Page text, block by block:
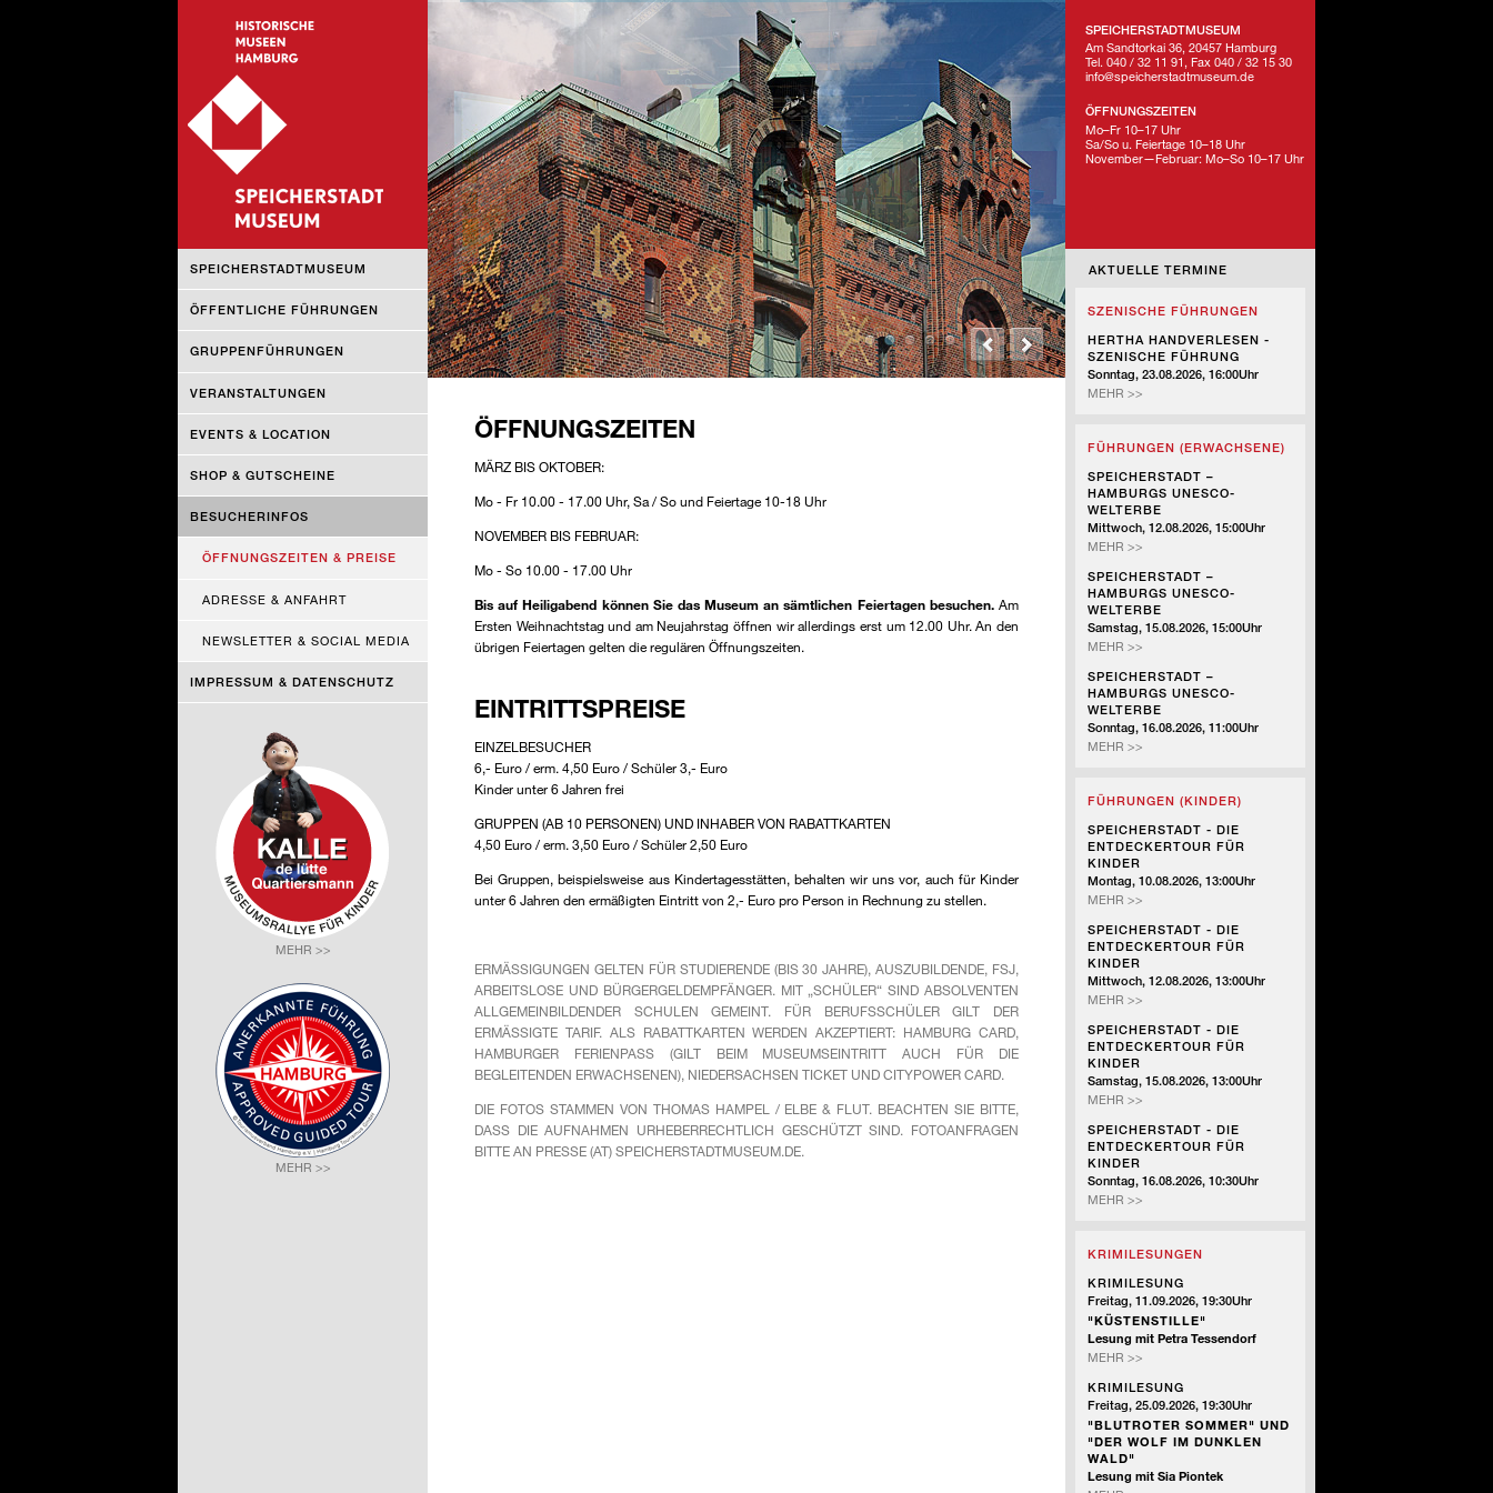
NAVIGATION
SPEICHERSTADTMUSEUM
ÖFFENTLICHE FÜHRUNGEN
GRUPPENFÜHRUNGEN
VERANSTALTUNGEN
EVENTS & LOCATION
SHOP & GUTSCHEINE
BESUCHERINFOS
ÖFFNUNGSZEITEN & PREISE
ADRESSE & ANFAHRT
NEWSLETTER & SOCIAL MEDIA
IMPRESSUM & DATENSCHUTZ
MEHR >>
MEHR >>
ÖFFNUNGSZEITEN
MÄRZ BIS OKTOBER:
Mo - Fr 10.00 - 17.00 Uhr, Sa / So und Feiertage 10-18 Uhr
NOVEMBER BIS FEBRUAR:
Mo - So 10.00 - 17.00 Uhr
Bis auf Heiligabend können Sie das Museum an sämtlichen Feiertagen besuchen.Am
Ersten Weihnachtstag und am Neujahrstag öffnen wir allerdings erst um 12.00 Uhr. An den
übrigen Feiertagen gelten die regulären Öffnungszeiten.
EINTRITTSPREISE
EINZELBESUCHER
6,- Euro / erm. 4,50 Euro / Schüler 3,- Euro
Kinder unter 6 Jahren frei
GRUPPEN (AB 10 PERSONEN) UND INHABER VON RABATTKARTEN
4,50 Euro / erm. 3,50 Euro / Schüler 2,50 Euro
Bei Gruppen, beispielsweise aus Kindertagesstätten, behalten wir uns vor, auch für Kinder
unter 6 Jahren den ermäßigten Eintritt von 2,- Euro pro Person in Rechnung zu stellen.
ERMÄSSIGUNGEN GELTEN FÜR STUDIERENDE (BIS 30 JAHRE), AUSZUBILDENDE, FSJ, A
RBEITSLOSE UND BÜRGERGELDEMPFÄNGER. MIT „SCHÜLER“ SIND ABSOLVENTEN A
LLGEMEINBILDENDER SCHULEN GEMEINT. FÜR BERUFSSCHÜLER GILT DER E
RMÄSSIGTE TARIF. ALS RABATTKARTEN WERDEN AKZEPTIERT: HAMBURG CARD, H
AMBURGER FERIENPASS (GILT BEIM MUSEUMSEINTRITT AUCH FÜR DIE B
EGLEITENDEN ERWACHSENEN), NIEDERSACHSEN TICKET UND CITYPOWER CARD.
DIE FOTOS STAMMEN VON THOMAS HAMPEL / ELBE & FLUT. BEACHTEN SIE BITTE,
DASS DIE AUFNAHMEN URHEBERRECHTLICH GESCHÜTZT SIND. FOTOANFRAGEN
BITTE AN PRESSE (AT) SPEICHERSTADTMUSEUM.DE.
SPEICHERSTADTMUSEUM
Am Sandtorkai 36, 20457 Hamburg
Tel. 040 / 32 11 91, Fax 040 / 32 15 30
info@speicherstadtmuseum.de
ÖFFNUNGSZEITEN
Mo–Fr 10–17 Uhr
Sa/So u. Feiertage 10–18 Uhr
November—Februar: Mo–So 10–17 Uhr
AKTUELLE TERMINE
SZENISCHE FÜHRUNGEN
HERTHA HANDVERLESEN -
SZENISCHE FÜHRUNG
Sonntag, 23.08.2026, 16:00Uhr
MEHR >>HERTHA
SZENISCHE
FÜHRUNGEN (ERWACHSENE)
SPEICHERSTADT –
HAMBURGS UNESCO-
WELTERBE
Mittwoch, 12.08.2026, 15:00Uhr
MEHR >>SPEICHERSTADT
HAMBURGS
UNESCO-
WELTERBE
SPEICHERSTADT –
HAMBURGS UNESCO-
WELTERBE
Samstag, 15.08.2026, 15:00Uhr
MEHR >>SPEICHERSTADT
HAMBURGS
UNESCO-
WELTERBE
SPEICHERSTADT –
HAMBURGS UNESCO-
WELTERBE
Sonntag, 16.08.2026, 11:00Uhr
MEHR >>SPEICHERSTADT
UNESCO-
FÜHRUNGEN (KINDER)
SPEICHERSTADT - DIE
ENTDECKERTOUR FÜR
KINDER
Montag, 10.08.2026, 13:00Uhr
MEHR >>SPEICHERSTADT
DIE
ENTDECKERTOUR
FÜR
KINDER
SPEICHERSTADT - DIE
ENTDECKERTOUR FÜR
KINDER
Mittwoch, 12.08.2026, 13:00Uhr
MEHR >>SPEICHERSTADT
DIE
ENTDECKERTOUR
FÜR
SPEICHERSTADT - DIE
ENTDECKERTOUR FÜR
KINDER
Samstag, 15.08.2026, 13:00Uhr
MEHR >>SPEICHERSTADT
DIE
ENTDECKERTOUR
FÜR
SPEICHERSTADT - DIE
ENTDECKERTOUR FÜR
KINDER
Sonntag, 16.08.2026, 10:30Uhr
MEHR >>SPEICHERSTADT
ENTDECKERTOUR
KINDER
KRIMILESUNGEN
KRIMILESUNG
Freitag, 11.09.2026, 19:30Uhr
"KÜSTENSTILLE"
Lesung mit Petra Tessendorf
MEHR >>KRIMILESUNG
KRIMILESUNG
Freitag, 25.09.2026, 19:30Uhr
"BLUTROTER SOMMER" UND
"DER WOLF IM DUNKLEN
WALD"
Lesung mit Sia Piontek